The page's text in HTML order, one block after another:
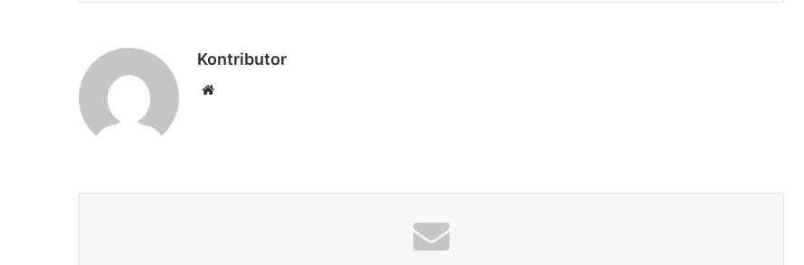
Kontributor